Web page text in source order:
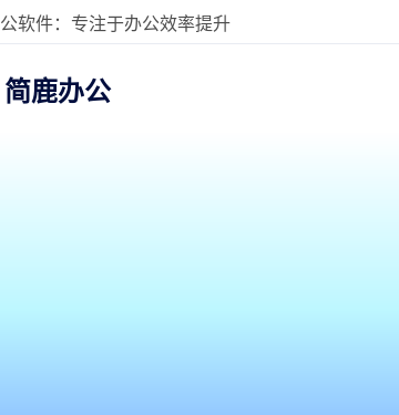
软件：专注于办公效率提升
简鹿办公